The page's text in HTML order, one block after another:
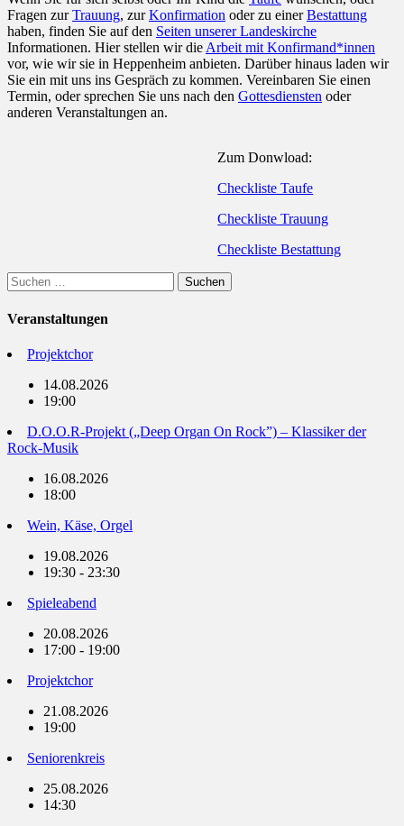
Fragen zurTrauung, zurKonfirmation oder zu einerBestattung
haben, finden Sie auf den Seiten unserer Landeskirche
Informationen. Hier stellen wir die Arbeit mit Konfirmand*innen
vor, wie wir sie in Heppenheim anbieten. Darüber hinaus laden wir
Sie ein mit uns ins Gespräch zu kommen. Vereinbaren Sie einen
Termin, oder sprechen Sie uns nach den Gottesdiensten oder
anderen Veranstaltungen an.
Zum Donwload:
Checkliste Taufe
Checkliste Trauung
Checkliste Bestattung
Suchen
nach:
Veranstaltungen
Projektchor
14.08.2026
19:00
D.O.O.R-Projekt („Deep Organ On Rock”) – Klassiker der
Rock-Musik
16.08.2026
18:00
Wein, Käse, Orgel
19.08.2026
19:30 - 23:30
Spieleabend
20.08.2026
17:00 - 19:00
Projektchor
21.08.2026
19:00
Seniorenkreis
25.08.2026
14:30